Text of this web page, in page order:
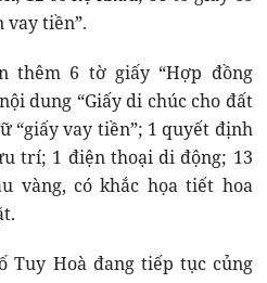
vay tiền”.
thêm 6 tờ giấy “Hợp đồng
dung “Giấy di chúc cho đất
“giấy vay tiền”; 1 quyết định
trí; 1 điện thoại di động; 13
vàng, có khắc họa tiết hoa
Tuy Hoà đang tiếp tục củng